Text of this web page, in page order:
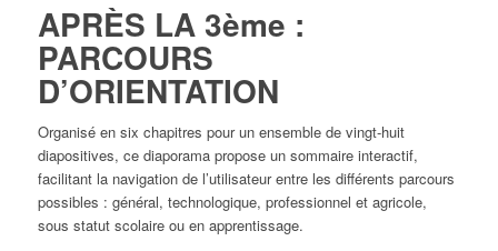
APRÈS LA 3ème :
PARCOURS
D’ORIENTATION
Organisé en six chapitres pour un ensemble de vingt-huit
diapositives, ce diaporama propose un sommaire interactif,
facilitant la navigation de l’utilisateur entre les différents parcours
possibles : général, technologique, professionnel et agricole,
sous statut scolaire ou en apprentissage.